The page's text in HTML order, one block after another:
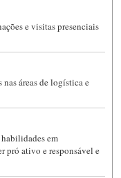
e visitas presenciais
áreas de logística e
em
pró ativo e responsável e